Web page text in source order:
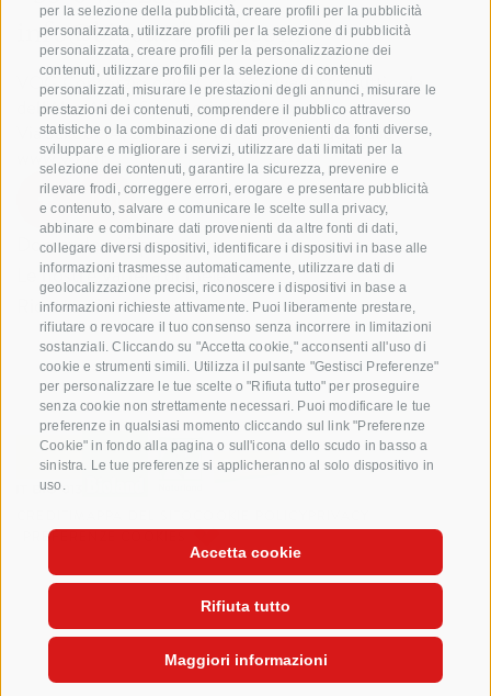
per la selezione della pubblicità, creare profili per la pubblicità
personalizzata, utilizzare profili per la selezione di pubblicità
personalizzata, creare profili per la personalizzazione dei
contenuti, utilizzare profili per la selezione di contenuti
personalizzati, misurare le prestazioni degli annunci, misurare le
prestazioni dei contenuti, comprendere il pubblico attraverso
statistiche o la combinazione di dati provenienti da fonti diverse,
sviluppare e migliorare i servizi, utilizzare dati limitati per la
selezione dei contenuti, garantire la sicurezza, prevenire e
rilevare frodi, correggere errori, erogare e presentare pubblicità
e contenuto, salvare e comunicare le scelte sulla privacy,
abbinare e combinare dati provenienti da altre fonti di dati,
collegare diversi dispositivi, identificare i dispositivi in base alle
informazioni trasmesse automaticamente, utilizzare dati di
geolocalizzazione precisi, riconoscere i dispositivi in base a
informazioni richieste attivamente. Puoi liberamente prestare,
rifiutare o revocare il tuo consenso senza incorrere in limitazioni
sostanziali. Cliccando su "Accetta cookie," acconsenti all'uso di
cookie e strumenti simili. Utilizza il pulsante "Gestisci Preferenze"
per personalizzare le tue scelte o "Rifiuta tutto" per proseguire
senza cookie non strettamente necessari. Puoi modificare le tue
preferenze in qualsiasi momento cliccando sul link "Preferenze
Cookie" in fondo alla pagina o sull'icona dello scudo in basso a
sinistra. Le tue preferenze si applicheranno al solo dispositivo in
uso.
Accetta cookie
Rifiuta tutto
Maggiori informazioni
info@biosuedtirol.com
VOG Consorzio delle Cooperative Ortofrutticole
dell'Alto Adige Soc. Agricola Coop.
Via Jakobi 1A, 39018 Terlano, Alto Adige, Italia
www.vog.it
Domande e risposte
Le nostre varietá di mele
Ricette di mele
PREFERENZE COOKIES